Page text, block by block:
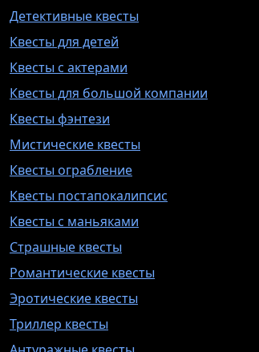
Детективные квесты
Квесты для детей
Квесты с актерами
Квесты для большой компании
Квесты фэнтези
Мистические квесты
Квесты ограбление
Квесты постапокалипсис
Квесты с маньяками
Страшные квесты
Романтические квесты
Эротические квесты
Триллер квесты